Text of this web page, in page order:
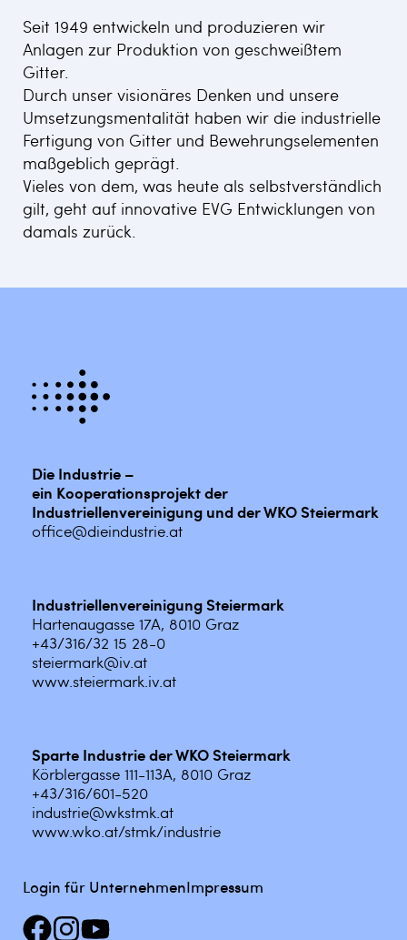
Seit 1949 entwickeln und produzieren wir
Anlagen zur Produktion von geschweißtem
Gitter.
Durch unser visionäres Denken und unsere
Umsetzungsmentalität haben wir die industrielle
Fertigung von Gitter und Bewehrungselementen
maßgeblich geprägt.
Vieles von dem, was heute als selbstverständlich
gilt, geht auf innovative EVG Entwicklungen von
damals zurück.
Die Industrie –
ein Kooperationsprojekt der
Industriellenvereinigung und der WKO Steiermark
office@dieindustrie.at
Industriellenvereinigung Steiermark
Hartenaugasse 17A, 8010 Graz
+43/316/32 15 28-0
steiermark@iv.at
www.steiermark.iv.at
Sparte Industrie der WKO Steiermark
Körblergasse 111-113A, 8010 Graz
+43/316/601-520
industrie@wkstmk.at
www.wko.at/stmk/industrie
Login für UnternehmenImpressum